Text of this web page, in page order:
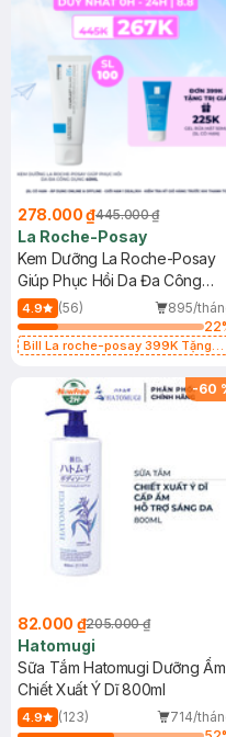
278.000 ₫445.000 ₫
La Roche-Posay
Kem Dưỡng La Roche-Posay
Giúp Phục Hồi Da Đa Công
Dụng 40ml
4.9 (56)
895/
22
Bill La roche-posay 399K Tặng
(SL có hạn)
-60
82.000 ₫205.000 ₫
Hatomugi
Sữa Tắm Hatomugi Dưỡng Ẩm
Chiết Xuất Ý Dĩ 800ml
4.9 (123)
714/